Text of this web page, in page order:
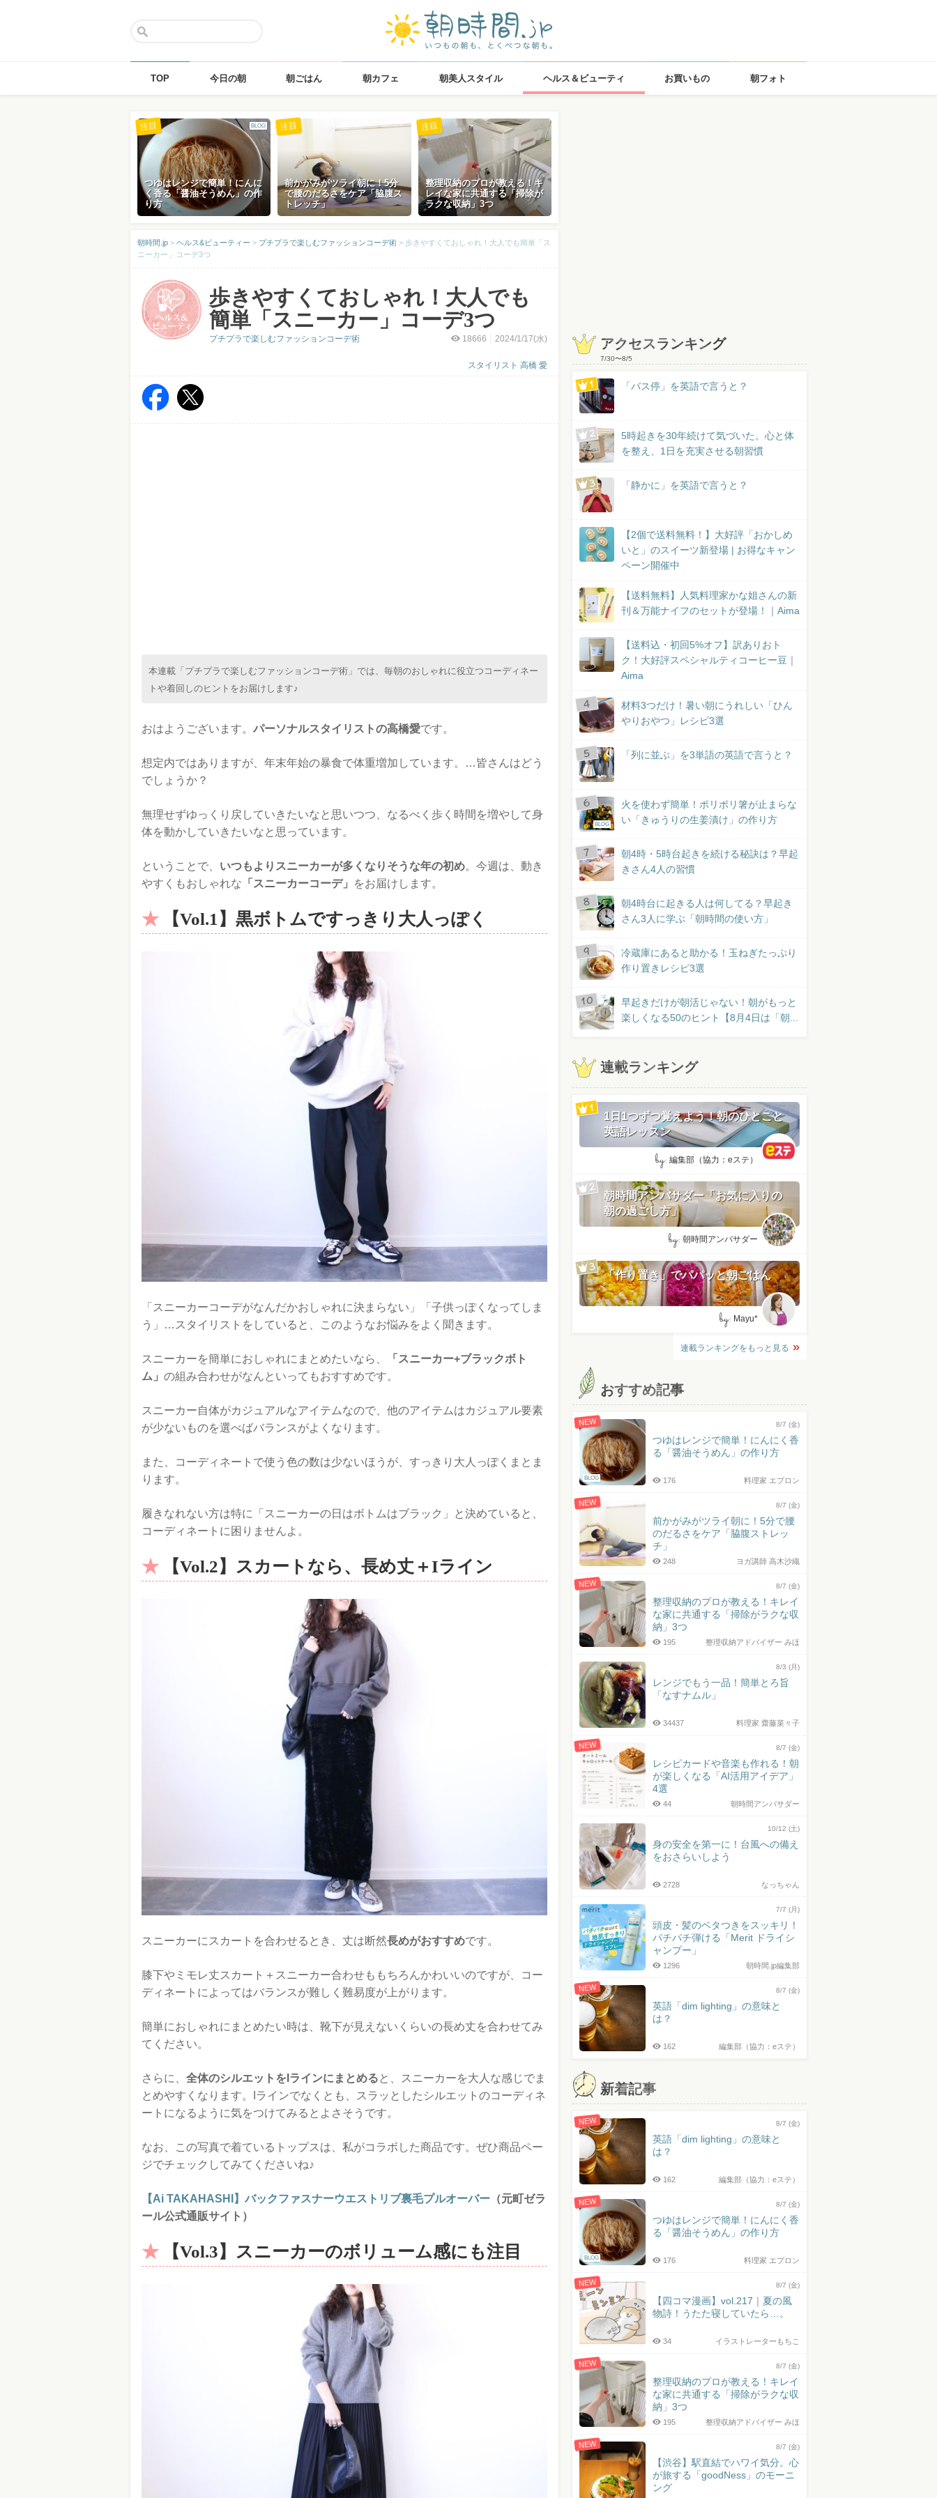
TOP 今日の朝 朝ごはん 朝カフェ 朝美人スタイル ヘルス＆ビューティ お買いもの 朝フォト
BLOG
つゆはレンジで簡単！にんに
く香る「醤油そうめん」の作
り方
注目
前かがみがツライ朝に！5分
で腰のだるさをケア「脇腹ス
トレッチ」
注目
整理収納のプロが教える！キ
レイな家に共通する「掃除が
ラクな収納」3つ
注目
朝時間.jp > ヘルス&ビューティー > プチプラで楽しむファッションコーデ術 > 歩きやすくておしゃれ！大人でも簡単「ス
ニーカー」コーデ3つ
歩きやすくておしゃれ！大人でも
簡単「スニーカー」コーデ3つ
18666 2024/1/17(水)
スタイリスト 高橋 愛
プチプラで楽しむファッションコーデ術
本連載「プチプラで楽しむファッションコーデ術」では、毎朝のおしゃれに役立つコーディネー
トや着回しのヒントをお届けします♪
おはようございます。 パーソナルスタイリストの高橋愛です。
想定内ではありますが、年末年始の暴食で体重増加しています。…皆さんはどう
でしょうか？
無理せずゆっくり戻していきたいなと思いつつ、なるべく歩く時間を増やして身
体を動かしていきたいなと思っています。
ということで、 いつもよりスニーカーが多くなりそうな年の初め。今週は、動き
やすくもおしゃれな 「スニーカーコーデ」 をお届けします。
【Vol.1】黒ボトムですっきり大人っぽく
「スニーカーコーデがなんだかおしゃれに決まらない」「子供っぽくなってしま
う」…スタイリストをしていると、このようなお悩みをよく聞きます。
スニーカーを簡単におしゃれにまとめたいなら、
「スニーカー+ブラックボト
ム」 の組み合わせがなんといってもおすすめです。
スニーカー自体がカジュアルなアイテムなので、他のアイテムはカジュアル要素
が少ないものを選べばバランスがよくなります。
また、コーディネートで使う色の数は少ないほうが、すっきり大人っぽくまとま
ります。
履きなれない方は特に「スニーカーの日はボトムはブラック」と決めていると、
コーディネートに困りませんよ。
【Vol.2】スカートなら、長め丈＋Iライン
スニーカーにスカートを合わせるとき、丈は断然長めがおすすめです。
膝下やミモレ丈スカート＋スニーカー合わせももちろんかわいいのですが、コー
ディネートによってはバランスが難しく難易度が上がります。
簡単におしゃれにまとめたい時は、靴下が見えないくらいの長め丈を合わせてみ
てください。
さらに、 全体のシルエットをIラインにまとめる と、スニーカーを大人な感じでま
とめやすくなります。Iラインでなくとも、スラッとしたシルエットのコーディネ
ートになるように気をつけてみるとよさそうです。
なお、この写真で着ているトップスは、私がコラボした商品です。ぜひ商品ペー
ジでチェックしてみてくださいね♪
【Ai TAKAHASHI】バックファスナーウエストリブ裏毛プルオーバー （元町ゼラ
ール公式通販サイト）
【Vol.3】スニーカーのボリューム感にも注目
アクセスランキング
7/30〜8/5
「バス停」を英語で言うと？
5時起きを30年続けて気づいた。心と体
を整え、1日を充実させる朝習慣
「静かに」を英語で言うと？
【2個で送料無料！】大好評「おかしめ
いと」のスイーツ新登場 | お得なキャン
ペーン開催中
【送料無料】人気料理家かな姐さんの新
刊＆万能ナイフのセットが登場！｜Aima
【送料込・初回5%オフ】訳ありおト
ク！大好評スペシャルティコーヒー豆｜
Aima
材料3つだけ！暑い朝にうれしい「ひん
やりおやつ」レシピ3選
「列に並ぶ」を3単語の英語で言うと？
BLOG
火を使わず簡単！ポリポリ箸が止まらな
い「きゅうりの生姜漬け」の作り方
朝4時・5時台起きを続ける秘訣は？早起
きさん4人の習慣
朝4時台に起きる人は何してる？早起き
さん3人に学ぶ「朝時間の使い方」
冷蔵庫にあると助かる！玉ねぎたっぷり
作り置きレシピ3選
早起きだけが朝活じゃない！朝がもっと
楽しくなる50のヒント【8月4日は「朝...
連載ランキング
1日1つずつ覚えよう！朝のひとこと
英語レッスン
by: 編集部（協力：eステ）
朝時間アンバサダー「お気に入りの
朝の過ごし方」
by: 朝時間アンバサダー
「作り置き」でパパッと朝ごはん
by: Mayu*
連載ランキングをもっと見る
おすすめ記事
NEW
BLOG
8/7 (金)
つゆはレンジで簡単！にんにく香
る「醤油そうめん」の作り方
料理家 エプロン
176
NEW 8/7 (金)
前かがみがツライ朝に！5分で腰
のだるさをケア「脇腹ストレッ
チ」
ヨガ講師 高木沙織
248
NEW 8/7 (金)
整理収納のプロが教える！キレイ
な家に共通する「掃除がラクな収
納」3つ
整理収納アドバイザー みほ
195
8/3 (月)
レンジでもう一品！簡単とろ旨
「なすナムル」
料理家 齋藤菜々子
34437
NEW 8/7 (金)
レシピカードや音楽も作れる！朝
が楽しくなる「AI活用アイデア」
4選
朝時間アンバサダー
44
10/12 (土)
身の安全を第一に！台風への備え
をおさらいしよう
なっちゃん
2728
7/7 (月)
頭皮・髪のベタつきをスッキリ！
パチパチ弾ける「Merit ドライシ
ャンプー」
朝時間.jp編集部
1296
NEW 8/7 (金)
英語「dim lighting」の意味と
は？
編集部（協力：eステ）
162
新着記事
NEW 8/7 (金)
英語「dim lighting」の意味と
は？
編集部（協力：eステ）
162
NEW
BLOG
8/7 (金)
つゆはレンジで簡単！にんにく香
る「醤油そうめん」の作り方
料理家 エプロン
176
NEW 8/7 (金)
【四コマ漫画】vol.217｜夏の風
物詩！うたた寝していたら…。
イラストレーターもちこ
34
NEW 8/7 (金)
整理収納のプロが教える！キレイ
な家に共通する「掃除がラクな収
納」3つ
整理収納アドバイザー みほ
195
NEW 8/7 (金)
【渋谷】駅直結でハワイ気分。心
が旅する「goodNess」のモーニ
ング